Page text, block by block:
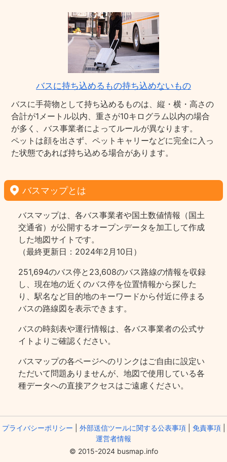
バスに持ち込めるもの持ち込めないもの
バスに手荷物として持ち込めるものは、縦・横・高さの
合計が1メートル以内、重さが10キログラム以内の場合
が多く、バス事業者によってルールが異なります。
ペットは顔を出さず、ペットキャリーなどに完全に入っ
た状態であれば持ち込める場合があります。
バスマップとは
バスマップは、各バス事業者や国土数値情報（国土
交通省）が公開するオープンデータを加工して作成
した地図サイトです。
（最終更新日：2024年2月10日）
251,694のバス停と23,608のバス路線の情報を収録
し、現在地の近くのバス停を位置情報から探した
り、駅名など目的地のキーワードから付近に停まる
バスの路線図を表示できます。
バスの時刻表や運行情報は、各バス事業者の公式サ
イトよりご確認ください。
バスマップの各ページヘのリンクはご自由に設定い
ただいて問題ありませんが、地図で使用している各
種データへの直接アクセスはご遠慮ください。
プライバシーポリシー 外部送信ツールに関する公表事項| 免責事項|
運営者情報
© 2015-2024 busmap.info